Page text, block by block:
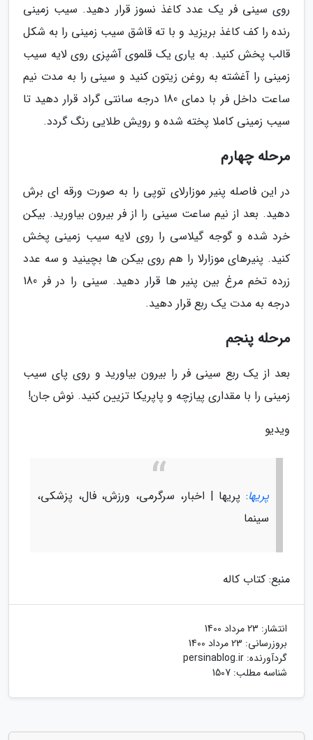
روی سینی فر یک عدد کاغذ نسوز قرار دهید. سیب زمینی
رنده را کف کاغذ بریزید و با ته قاشق سیب زمینی را به شکل
قالب پخش کنید. به یاری یک قلموی آشپزی روی لایه سیب
زمینی را آغشته به روغن زیتون کنید و سینی را به مدت نیم
ساعت داخل فر با دمای 180 درجه سانتی گراد قرار دهید تا
سیب زمینی کاملا پخته شده و رویش طلایی رنگ گردد.
مرحله چهارم
در این فاصله پنیر موزارلای توپی را به صورت ورقه ای برش
دهید. بعد از نیم ساعت سینی را از فر بیرون بیاورید. بیکن
خرد شده و گوجه گیلاسی را روی لایه سیب زمینی پخش
کنید. پنیرهای موزارلا را هم روی بیکن ها بچینید و سه عدد
زرده تخم مرغ بین پنیر ها قرار دهید. سینی را در فر 180
درجه به مدت یک ربع قرار دهید.
مرحله پنجم
بعد از یک ربع سینی فر را بیرون بیاورید و روی پای سیب
زمینی را با مقداری پیازچه و پاپریکا تزیین کنید. نوش جان!
ویدیو
پریها: پریها | اخبار، سرگرمی، ورزش، فال، پزشکی،
سینما
منبع: کتاب کاله
انتشار: 23 مرداد 1400
بروزرسانی: 23 مرداد 1400
گردآورنده: persinablog.ir
شناسه مطلب: 1507